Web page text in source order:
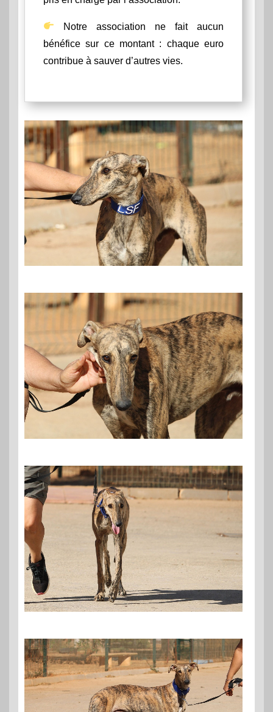
Notre association ne fait aucun
bénéfice sur ce montant : chaque euro
contribue à sauver d’autres vies.